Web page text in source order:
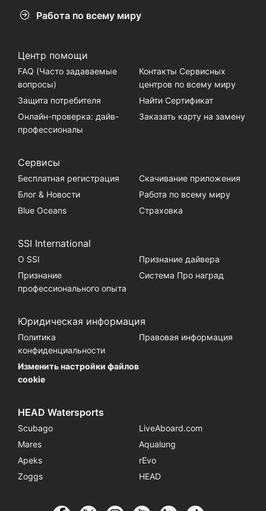
Работа по всему миру
Центр помощи
FAQ (Часто задаваемые
вопросы)
Контакты Сервисных
центров по всему миру
Защита потребителя
Найти Сертификат
Онлайн-проверка: дайв-
профессионалы
Заказать карту на замену
Сервисы
Бесплатная регистрация
Скачивание приложения
Блог & Новости
Работа по всему миру
Blue Oceans
Страховка
SSI International
О SSI
Признание дайвера
Признание
профессионального опыта
Система Про наград
Юридическая информация
Политика
конфиденциальности
Правовая информация
Изменить настройки файлов
cookie
HEAD Watersports
Scubago
LiveAboard.com
Mares
Aqualung
Apeks
rEvo
Zoggs
HEAD